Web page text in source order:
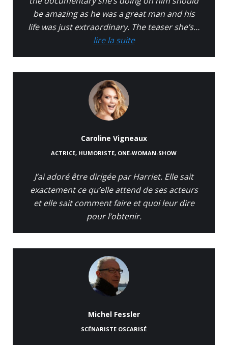
be amazing as he was a great man and his
life was just extraordinary. The teaser she’s…
lire la suite
Caroline Vigneaux
ACTRICE, HUMORISTE, ONE-WOMAN-SHOW
J’ai adoré être dirigée par Harriet. Elle sait
exactement ce qu’elle attend de ses acteurs
et elle sait comment faire et quoi leur dire
pour l’obtenir.
Michel Fessler
SCÉNARISTE OSCARISÉ